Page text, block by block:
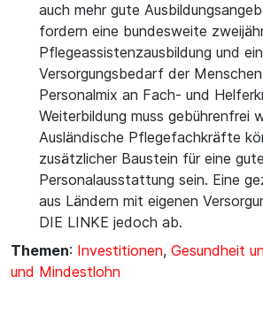
auch mehr gute
fordern eine bundesweite
Pflegeassistenzausbildung und
Versorgungsbedarf der
Personalmix an Fach- und
Weiterbildung muss gebührenfrei
Ausländische Pflegefachkräfte
zusätzlicher Baustein für eine gute
Personalausstattung sein. Eine
aus Ländern mit eigenen
DIE LINKE jedoch ab.
Themen: Investitionen, Gesundheit
und Mindestlohn